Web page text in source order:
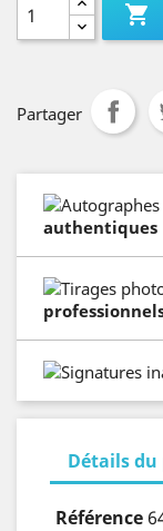

Partager
authentiques
Détails
Référence